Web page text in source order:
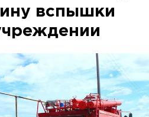
вспышки